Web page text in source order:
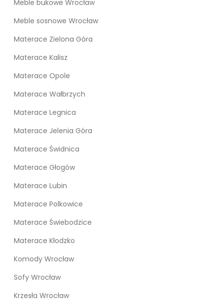
Meble bukowe Wrocław
Meble sosnowe Wrocław
Materace Zielona Góra
Materace Kalisz
Materace Opole
Materace Wałbrzych
Materace Legnica
Materace Jelenia Góra
Materace Świdnica
Materace Głogów
Materace Lubin
Materace Polkowice
Materace Świebodzice
Materace Kłodzko
Komody Wrocław
Sofy Wrocław
Krzesła Wrocław